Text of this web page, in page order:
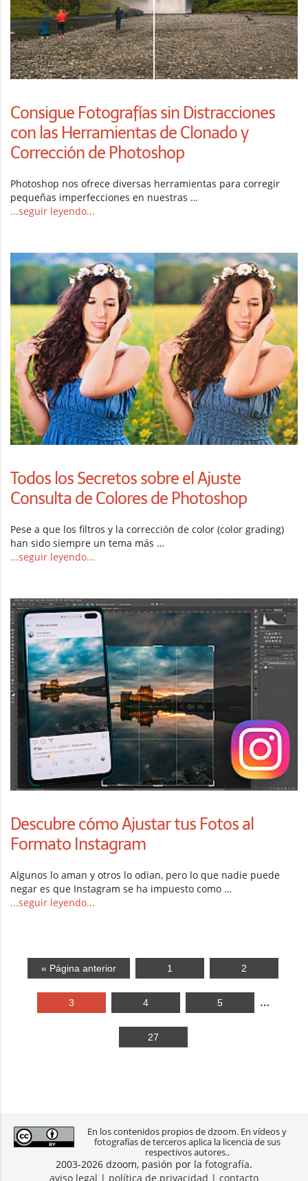
Consigue Fotografías sin Distracciones
con las Herramientas de Clonado y
Corrección de Photoshop
Photoshop nos ofrece diversas herramientas para corregir
pequeñas imperfecciones en nuestras …
...seguir leyendo...
Todos los Secretos sobre el Ajuste
Consulta de Colores de Photoshop
Pese a que los filtros y la corrección de color (color grading)
han sido siempre un tema más …
...seguir leyendo...
Descubre cómo Ajustar tus Fotos al
Formato Instagram
Algunos lo aman y otros lo odian, pero lo que nadie puede
negar es que Instagram se ha impuesto como …
...seguir leyendo...
« Página anterior 1 2
3 4 5 …
27
En los contenidos propios de dzoom. En vídeos y
fotografías de terceros aplica la licencia de sus
respectivos autores..
2003-2026 dzoom, pasión por la fotografía.
aviso legal | política de privacidad | contacto